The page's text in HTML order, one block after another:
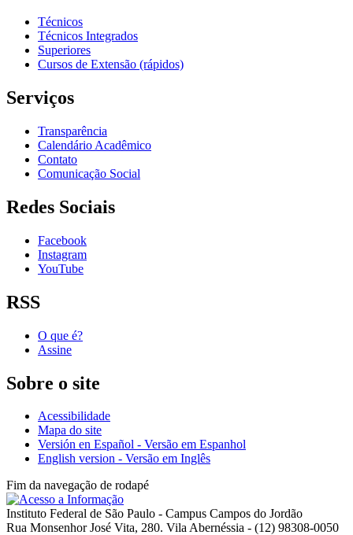
Técnicos
Técnicos Integrados
Superiores
Cursos de Extensão (rápidos)
Serviços
Transparência
Calendário Acadêmico
Contato
Comunicação Social
Redes Sociais
Facebook
Instagram
YouTube
RSS
O que é?
Assine
Sobre o site
Acessibilidade
Mapa do site
Versión en Español - Versão em Espanhol
English version - Versão em Inglês
Fim da navegação de rodapé
Instituto Federal de São Paulo - Campus Campos do Jordão
Rua Monsenhor José Vita, 280. Vila Abernéssia - (12) 98308-0050